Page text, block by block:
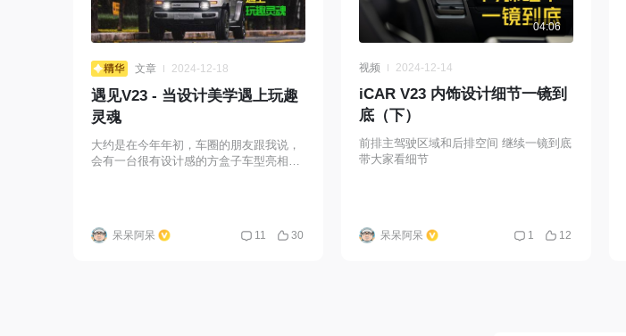
文章 2024-12-18
遇见V23 - 当设计美学遇上玩趣
灵魂
大约是在今年年初，车圈的朋友跟我说，
会有一台很有设计感的方盒子车型亮相，
呆呆阿呆 11 30
04:06
视频 2024-12-14
iCAR V23 内饰设计细节一镜到
底（下）
前排主驾驶区域和后排空间 继续一镜到底
带大家看细节
呆呆阿呆 1 12